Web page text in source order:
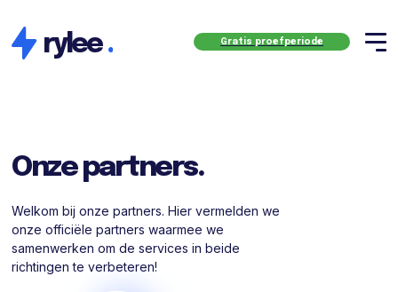
rylee. Gratis proefperiode
Onze partners.
Welkom bij onze partners. Hier vermelden we
onze officiële partners waarmee we
samenwerken om de services in beide
richtingen te verbeteren!